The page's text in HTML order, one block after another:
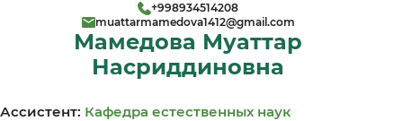
Мамедова Муаттар
Насриддиновна
Ассистент: Кафедра естественных наук
+998934514208
muattarmamedova1412@gmail.com